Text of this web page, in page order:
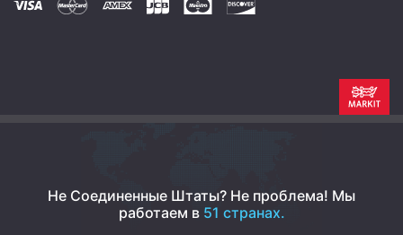
Не Соединенные Штаты? Не проблема! Мы
работаем в 51 странах.